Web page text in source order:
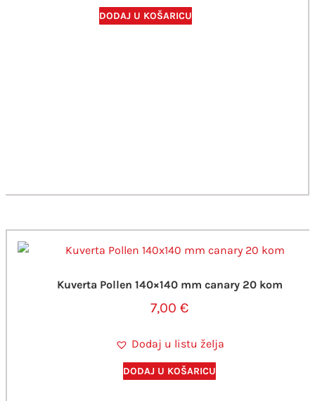
DODAJ U KOŠARICU
Kuverta Pollen 140×140 mm canary 20 kom
7,00 €
Dodaj u listu želja
DODAJ U KOŠARICU